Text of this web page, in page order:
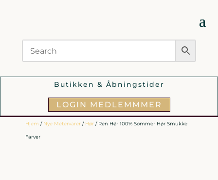
Butikken & Åbningstider
LOGIN MEDLEMMMER
Hjem / Nye Metervarer/ Hør/ Ren Hør 100% Sommer Hør Smukke
Farver